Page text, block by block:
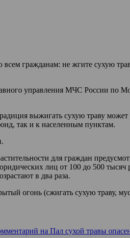
гражданам: не жгите сухую
управления МЧС России по
выжигать сухую траву
так и к населенным пунктам.
для граждан
лиц от 100 до 500 тысяч
в два раза.
огонь (сжигать сухую траву,
на Пал сухой травы